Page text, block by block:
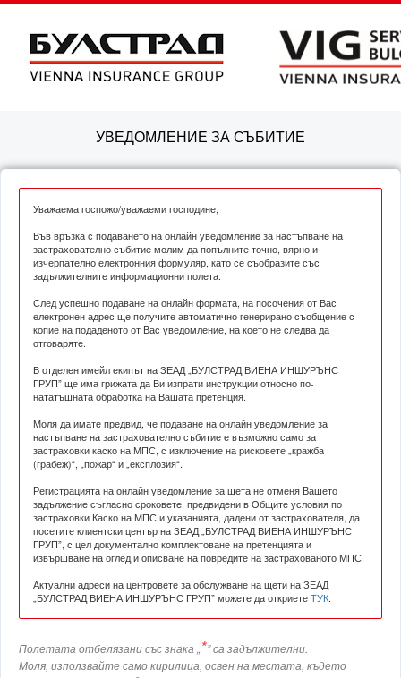
УВЕДОМЛЕНИЕ ЗА СЪБИТИЕ
Уважаема госпожо/уважаеми господине,
Във връзка с подаването на онлайн уведомление за настъпване на
застрахователно събитие молим да попълните точно, вярно и
изчерпателно електронния формуляр, като се съобразите със
задължителните информационни полета.
След успешно подаване на онлайн формата, на посочения от Вас
електронен адрес ще получите автоматично генерирано съобщение с
копие на подаденото от Вас уведомление, на което не следва да
отговаряте.
В отделен имейл екипът на ЗЕАД „БУЛСТРАД ВИЕНА ИНШУРЪНС
ГРУП” ще има грижата да Ви изпрати инструкции относно по-
нататъшната обработка на Вашата претенция.
Моля да имате предвид, че подаване на онлайн уведомление за
настъпване на застрахователно събитие е възможно само за
застраховки каско на МПС, с изключение на рисковете „кражба
(грабеж)“, „пожар“ и „експлозия“.
Регистрацията на онлайн уведомление за щета не отменя Вашето
задължение съгласно сроковете, предвидени в Общите условия по
застраховки Каско на МПС и указанията, дадени от застрахователя, да
посетите клиентски център на ЗЕАД „БУЛСТРАД ВИЕНА ИНШУРЪНС
ГРУП”, с цел документално комплектоване на претенцията и
извършване на оглед и описване на повредите на застрахованото МПС.
Актуални адреси на центровете за обслужване на щети на ЗЕАД
„БУЛСТРАД ВИЕНА ИНШУРЪНС ГРУП” можете да откриете ТУК
Полетата отбелязани със знака „*” са задължителни.
Моля, използвайте само кирилица, освен на местата, където